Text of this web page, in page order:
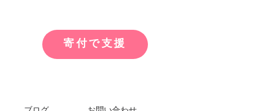
寄付で支援